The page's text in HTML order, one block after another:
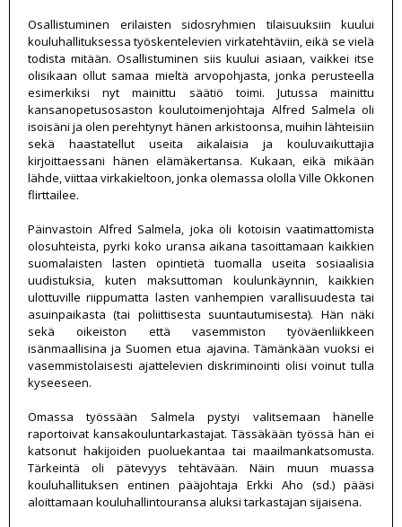
Osallistuminen erilaisten sidosryhmien tilaisuuksiin kuului
kouluhallituksessa työskentelevien virkatehtäviin, eikä se vielä
todista mitään. Osallistuminen siis kuului asiaan, vaikkei itse
olisikaan ollut samaa mieltä arvopohjasta, jonka perusteella
esimerkiksi nyt mainittu säätiö toimi. Jutussa mainittu
kansanopetusosaston koulutoimenjohtaja Alfred Salmela oli
isoisäni ja olen perehtynyt hänen arkistoonsa, muihin lähteisiin
sekä haastatellut useita aikalaisia ja kouluvaikuttajia
kirjoittaessani hänen elämäkertansa. Kukaan, eikä mikään
lähde, viittaa virkakieltoon, jonka olemassa ololla Ville Okkonen
flirttailee.
Päinvastoin Alfred Salmela, joka oli kotoisin vaatimattomista
olosuhteista, pyrki koko uransa aikana tasoittamaan kaikkien
suomalaisten lasten opintietä tuomalla useita sosiaalisia
uudistuksia, kuten maksuttoman koulunkäynnin, kaikkien
ulottuville riippumatta lasten vanhempien varallisuudesta tai
asuinpaikasta (tai poliittisesta suuntautumisesta). Hän näki
sekä oikeiston että vasemmiston työväenliikkeen
isänmaallisina ja Suomen etua ajavina. Tämänkään vuoksi ei
vasemmistolaisesti ajattelevien diskriminointi olisi voinut tulla
kyseeseen.
Omassa työssään Salmela pystyi valitsemaan hänelle
raportoivat kansakouluntarkastajat. Tässäkään työssä hän ei
katsonut hakijoiden puoluekantaa tai maailmankatsomusta.
Tärkeintä oli pätevyys tehtävään. Näin muun muassa
kouluhallituksen entinen pääjohtaja Erkki Aho (sd.) pääsi
aloittamaan kouluhallintouransa aluksi tarkastajan sijaisena.